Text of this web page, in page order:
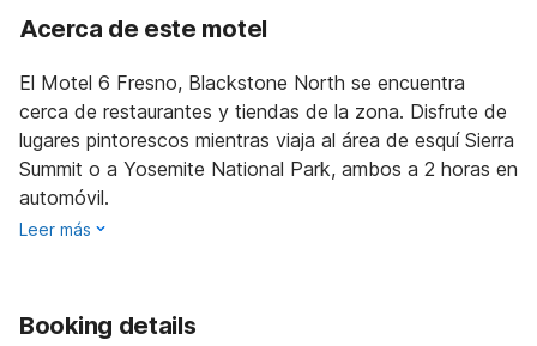
Acerca de este motel
El Motel 6 Fresno, Blackstone North se encuentra
cerca de restaurantes y tiendas de la zona. Disfrute de
lugares pintorescos mientras viaja al área de esquí Sierra
Summit o a Yosemite National Park, ambos a 2 horas en
automóvil.
Leer más
Booking details